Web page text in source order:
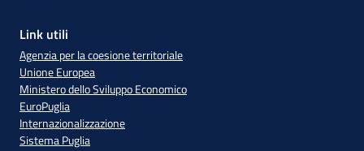
Link utili
Agenzia per la coesione territoriale
Unione Europea
Ministero dello Sviluppo Economico
EuroPuglia
Internazionalizzazione
Sistema Puglia